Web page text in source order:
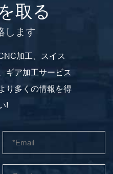
取る
します
加工、スイス
ギア加工サービス
り多くの情報を得
!